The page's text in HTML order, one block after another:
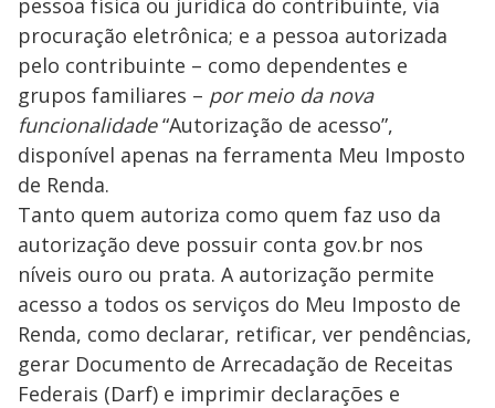
pessoa física ou jurídica do contribuinte, via
procuração eletrônica; e a pessoa autorizada
pelo contribuinte – como dependentes e
grupos familiares – por meio da nova
funcionalidade“Autorização de acesso”,
disponível apenas na ferramenta Meu Imposto
de Renda.
Tanto quem autoriza como quem faz uso da
autorização deve possuir conta gov.br nos
níveis ouro ou prata. A autorização permite
acesso a todos os serviços do Meu Imposto de
Renda, como declarar, retificar, ver pendências,
gerar Documento de Arrecadação de Receitas
Federais (Darf) e imprimir declarações e